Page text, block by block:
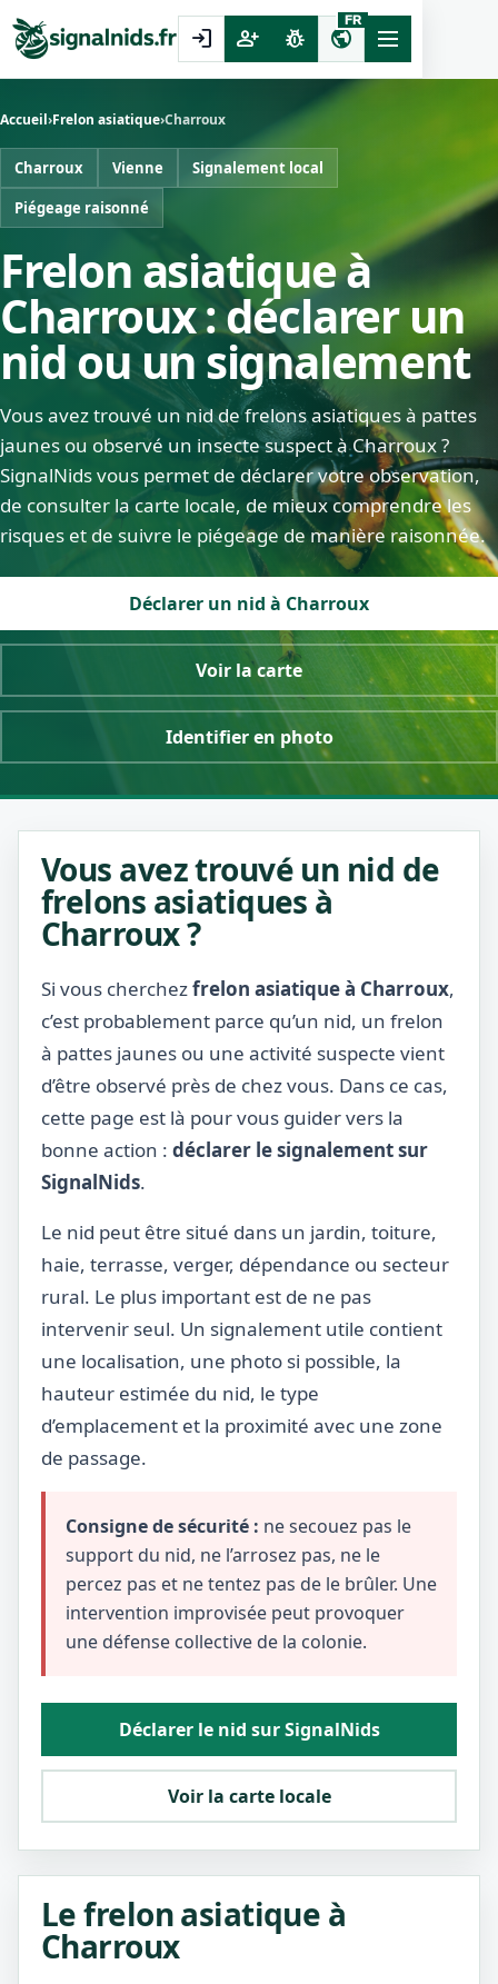
login person_add pest_control public
FR
Accueil›Frelon asiatique›Charroux
Charroux Vienne
Signalement local
Piégeage raisonné
Frelon asiatique à
Charroux : déclarer un
nid ou un signalement
Vous avez trouvé un nid de frelons asiatiques à pattes
jaunes ou observé un insecte suspect à Charroux ?
SignalNids vous permet de déclarer votre observation,
de consulter la carte locale, de mieux comprendre les
risques et de suivre le piégeage de manière raisonnée.
Déclarer un nid à Charroux
Voir la carte
Identifier en photo
Vous avez trouvé un nid de
frelons asiatiques à
Charroux ?
Si vous cherchezfrelon asiatique à Charroux,
c’est probablement parce qu’un nid, un frelon
à pattes jaunes ou une activité suspecte vient
d’être observé près de chez vous. Dans ce cas,
cette page est là pour vous guider vers la
bonne action : déclarer le signalement sur
SignalNids.
Le nid peut être situé dans un jardin, toiture,
haie, terrasse, verger, dépendance ou secteur
rural. Le plus important est de ne pas
intervenir seul. Un signalement utile contient
une localisation, une photo si possible, la
hauteur estimée du nid, le type
d’emplacement et la proximité avec une zone
de passage.
Consigne de sécurité : ne secouez pas le
support du nid, ne l’arrosez pas, ne le
percez pas et ne tentez pas de le brûler. Une
intervention improvisée peut provoquer
une défense collective de la colonie.
Déclarer le nid sur SignalNids
Voir la carte locale
Le frelon asiatique à
Charroux